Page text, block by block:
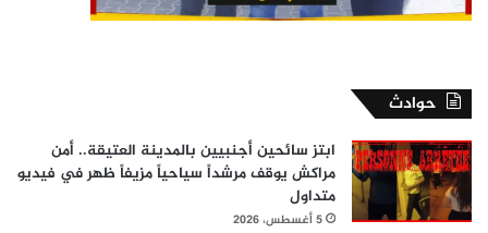
حوادث
ابتز سائحين أجنبيين بالمدينة العتيقة.. أمن
مراكش يوقف مرشداً سياحياً مزيفاً ظهر في فيديو
متداول
5 أغسطس، 2026